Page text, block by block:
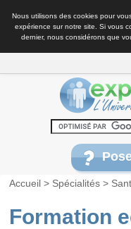
Nous utilisons des cookies pour
expérience sur notre site. Si vous
dernier, nous considérons que
Accueil > Spécialités >
Formation